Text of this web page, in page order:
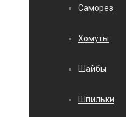
Саморез
Хомуты
Шайбы
Шпильки